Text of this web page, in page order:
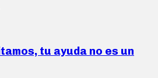
tu ayuda no es un